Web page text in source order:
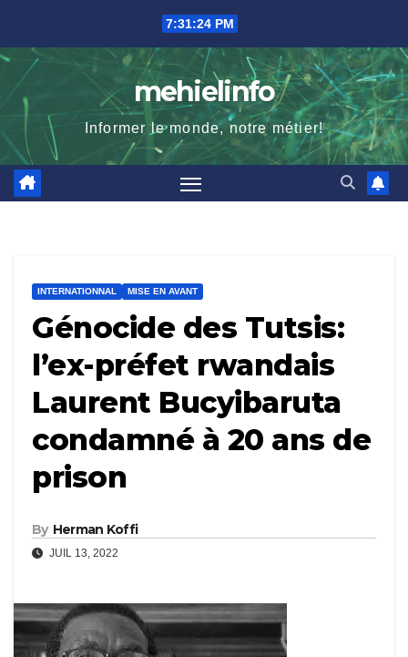
content
7:31:25 PM
mehielinfo
Informer le monde, notre métier!
INTERNATIONNAL MISE EN AVANT
Génocide des Tutsis:
l’ex-préfet rwandais
Laurent Bucyibaruta
condamné à 20 ans de
prison
By Herman Koffi
JUIL 13, 2022